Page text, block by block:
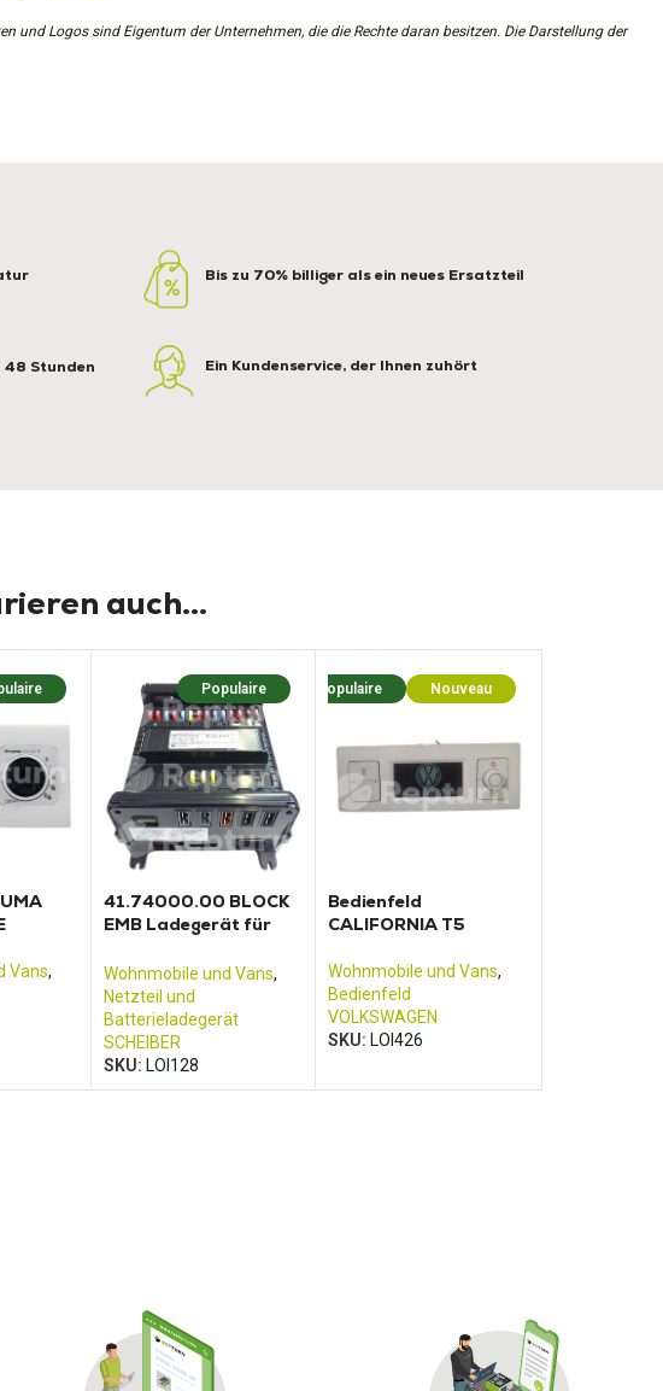
und Logos sind Eigentum der Unternehmen, die die Rechte daran besitzen. Die Darstellung der
48 Stunden
Bis zu 70% billiger als ein neues Ersatzteil
Ein Kundenservice, der Ihnen zuhört
auch...
Vans,
Populaire
41.74000.00 BLOCK
EMB Ladegerät für
Scheiber
Wohnmobile und Vans,
Netzteil und
Batterieladegerät
SCHEIBER
SKU: LOI128
Populaire Nouveau
Bedienfeld
CALIFORNIA T5
Wohnmobile und Vans,
Bedienfeld
VOLKSWAGEN
SKU: LOI426